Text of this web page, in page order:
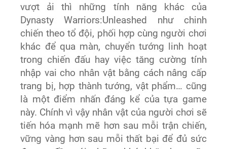
vượt ải thì những tính năng khác của
Dynasty Warriors:Unleashed như chinh
chiến theo tổ đội, phối hợp cùng người chơi
khác để qua màn, chuyển tướng linh hoạt
trong chiến đấu hay việc tăng cường tính
nhập vai cho nhân vật bằng cách nâng cấp
trang bị, hợp thành tướng, vật phẩm… cũng
là một điểm nhấn đáng kể của tựa game
này. Chính vì vậy nhân vật của người chơi sẽ
tiến hóa mạnh mẽ hơn sau mỗi trận chiến,
vững vàng hơn sau mỗi thất bại để đủ sức